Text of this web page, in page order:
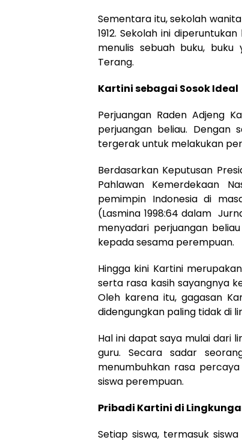
Sementara itu, sekolah
1912. Sekolah ini
menulis sebuah buku,
Terang.
Kartini sebagai Sosok Ideal
Perjuangan Raden Adjeng
perjuangan beliau.
tergerak untuk melakukan
Berdasarkan Keputusan
Pahlawan Kemerdekaan
pemimpin Indonesia di
(Lasmina 1998:64 dalam
menyadari perjuangan
kepada sesama perempuan.
Hingga kini Kartini
serta rasa kasih sayangnya
Oleh karena itu, gagasan
didengungkan paling tidak di
Hal ini dapat saya mulai dari
guru. Secara sadar
menumbuhkan rasa
siswa perempuan.
Pribadi Kartini di
Setiap siswa, termasuk